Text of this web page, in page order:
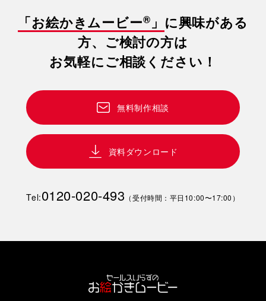
「お絵かきムービー® 」 に興味がある
方、ご検討の方は
お気軽にご相談ください！
無料制作相談
資料ダウンロード
Tel:0120-020-493 （受付時間：平日10:00〜17:00）